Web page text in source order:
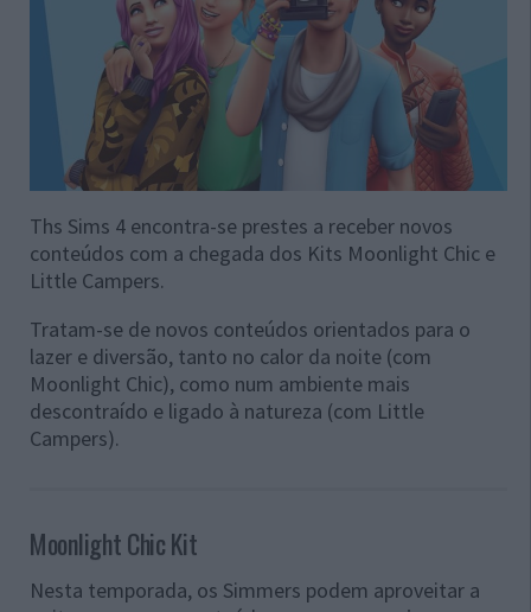
Ths Sims 4 encontra-se prestes a receber novos
conteúdos com a chegada dos Kits Moonlight Chic e
Little Campers.
Tratam-se de novos conteúdos orientados para o
lazer e diversão, tanto no calor da noite (com
Moonlight Chic), como num ambiente mais
descontraído e ligado à natureza (com Little
Campers).
Moonlight Chic Kit
Nesta temporada, os Simmers podem aproveitar a